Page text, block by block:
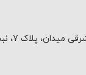
پلاک 7، نبش کوچه آبرو